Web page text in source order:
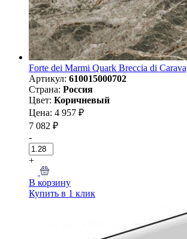
Forte dei Marmi Quark Breccia di
Артикул: 610015000702
Страна: Россия
Цвет: Коричневый
Цена: 4 957 ₽
7 082 ₽
-
+
В корзину
Купить в 1 клик